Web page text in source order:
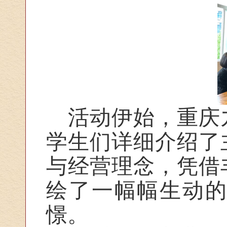
活动伊始，重
学生们详细介绍
与经营理念，凭
绘了一幅幅生动
憬。